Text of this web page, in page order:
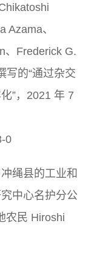
Azama、
、Frederick G.
写的“通过杂交
”，2021 年 7
0
绳县的工业和
中心名护分公
农民 Hiroshi